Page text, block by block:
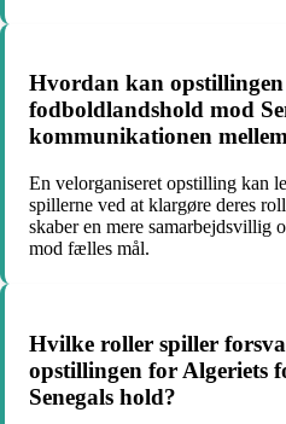
Hvordan kan
fodboldlandshold mod
kommunikationen
En velorganiseret opstilling kan
spillerne ved at klargøre deres
skaber en mere samarbejdsvillig
mod fælles mål.
Hvilke roller spiller
opstillingen for Algeriets
Senegals hold?